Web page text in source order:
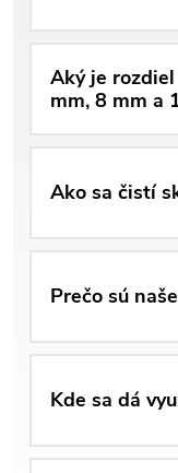
Aký je
mm, 8 mm a
Ako sa čistí
Prečo sú
Kde sa dá